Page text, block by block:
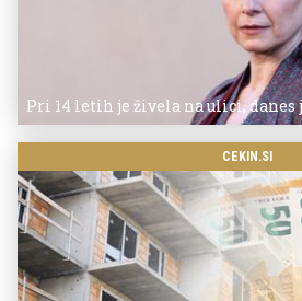
Pri 14 letih je živela na ulici, danes
CEKIN.SI